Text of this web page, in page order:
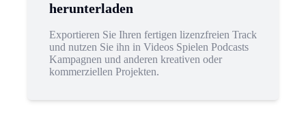
herunterladen
Exportieren Sie Ihren fertigen lizenzfreien Track
und nutzen Sie ihn in Videos Spielen Podcasts
Kampagnen und anderen kreativen oder
kommerziellen Projekten.